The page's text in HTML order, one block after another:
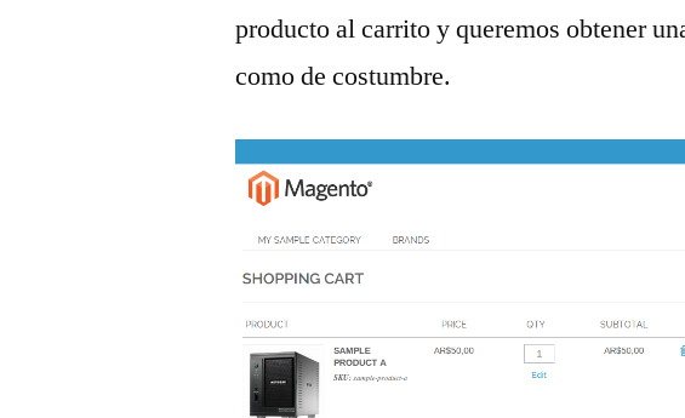
producto al carrito y queremos obtener
como de costumbre.